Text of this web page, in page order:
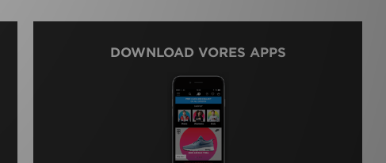
DOWNLOAD VORES APPS